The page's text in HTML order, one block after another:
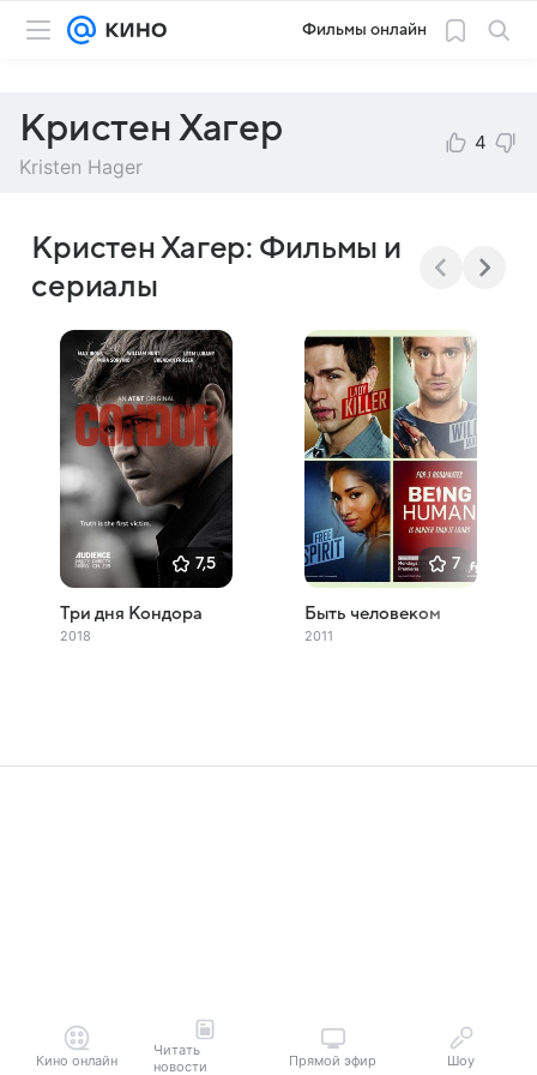
Фильмы онлайн
Кристен Хагер
Kristen Hager
4
Кристен Хагер: Фильмы и
сериалы
7,5
Три дня Кондора
2018
7
Быть человеком
2011
Кино онлайн
Читать
новости
Прямой эфир Шоу